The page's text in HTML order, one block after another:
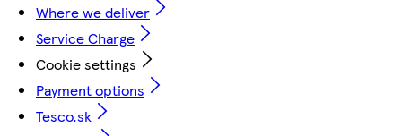
Where we deliver
Service Charge
Cookie settings
Payment options
Tesco.sk